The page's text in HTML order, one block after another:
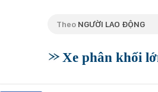
Theo NGƯỜI LAO ĐỘNG
Xe phân khối